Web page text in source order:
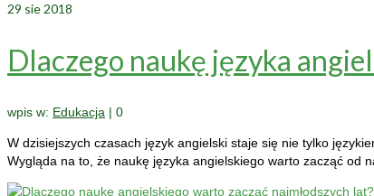
29 sie 2018
Dlaczego naukę języka
wpis w: Edukacja | 0
W dzisiejszych czasach język angielski staje się nie tylko
Wygląda na to, że naukę języka angielskiego warto zacząć od